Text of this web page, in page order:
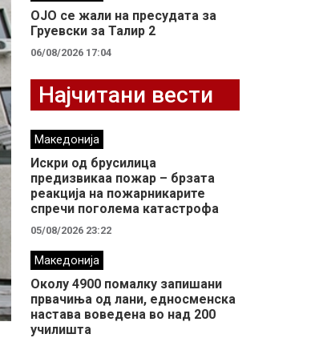
ОЈО се жали на пресудата за
Груевски за Талир 2
06/08/2026 17:04
Најчитани вести
Македонија
Искри од брусилица
предизвикаа пожар – брзата
реакција на пожарникарите
спречи поголема катастрофа
05/08/2026 23:22
Македонија
Околу 4900 помалку запишани
првачиња од лани, едносменска
настава воведена во над 200
училишта